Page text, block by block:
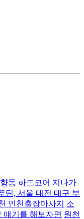
동 하드코어 지나가
틴, 서울 대전 대구 부
인천출장마사지
소
얘기를 해보자면 원천